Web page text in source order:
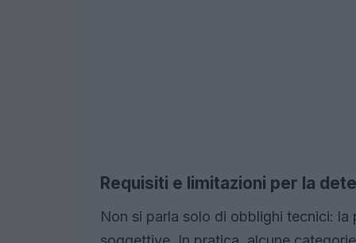
Requisiti e limitazioni per la
Non si parla solo di obblighi tecnici: